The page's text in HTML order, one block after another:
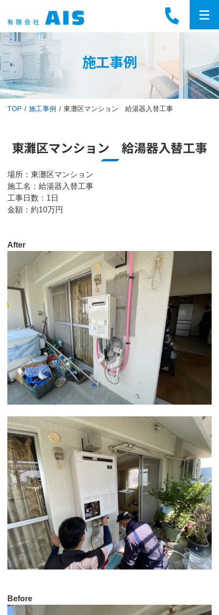
施工事例
TOP 施工事例 東灘区マンション 給湯器入替工事
東灘区マンション 給湯器入替工事
場所：東灘区マンション
施工名：給湯器入替工事
工事日数：1日
金額：約10万円
After
Before